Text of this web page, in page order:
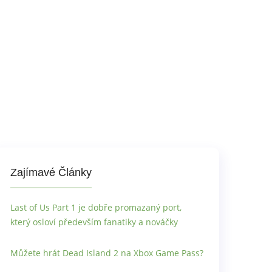
Zajímavé Články
Last of Us Part 1 je dobře promazaný port,
který osloví především fanatiky a nováčky
Můžete hrát Dead Island 2 na Xbox Game Pass?